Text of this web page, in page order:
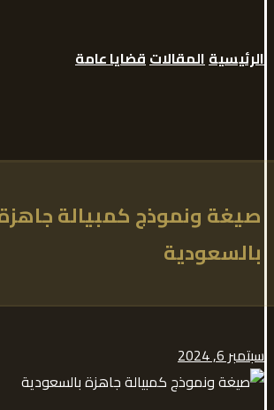
الرئيسيةالمقالاتقضايا عامة
صيغة ونموذج كمبيالة
بالسعودية
سبتمبر 6, 2024